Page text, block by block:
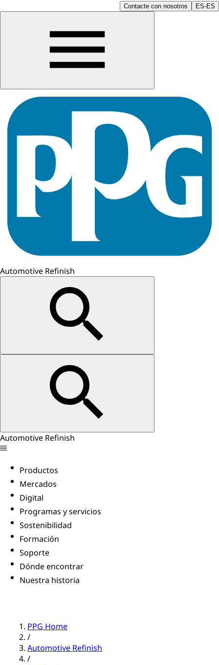
Contacte con nosotros ES-ES
Automotive Refinish
Automotive Refinish
Productos
Mercados
Digital
Programas y servicios
Sostenibilidad
Formación
Soporte
Dónde encontrar
Nuestra historia
PPG Home
/
Automotive Refinish
/